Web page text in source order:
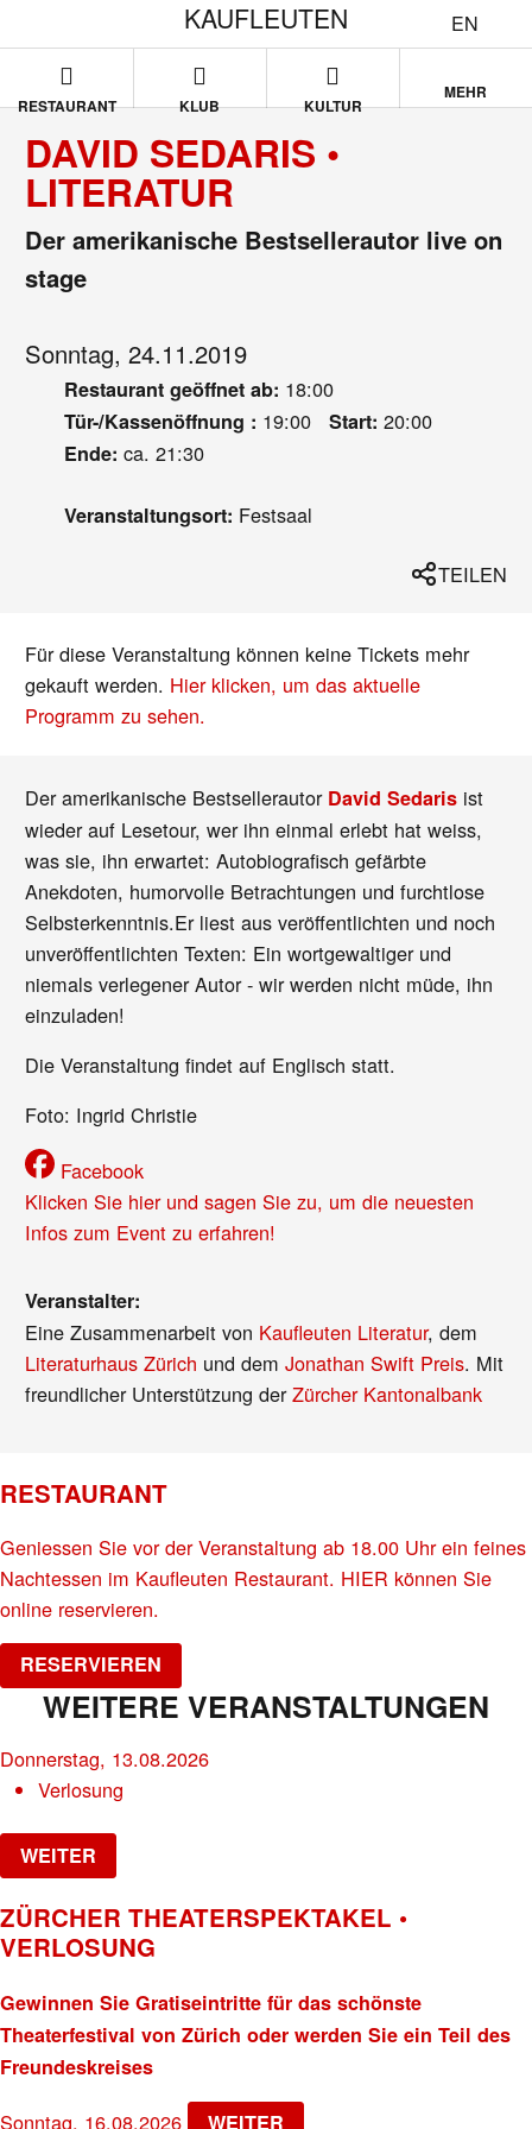
EN
KAUFLEUTEN
RESTAURANT KLUB KULTUR
MEHR
DAVID SEDARIS •
LITERATUR
Der amerikanische Bestsellerautor live on
stage
Sonntag, 24.11.2019
Restaurant geöffnet ab: 18:00
Tür-/Kassenöffnung : 19:00 Start: 20:00
Ende: ca. 21:30
Veranstaltungsort: Festsaal
TEILEN
Für diese Veranstaltung können keine Tickets mehr
gekauft werden. Hier klicken, um das aktuelle
Programm zu sehen.
Der amerikanische Bestsellerautor David Sedaris ist
wieder auf Lesetour, wer ihn einmal erlebt hat weiss,
was sie, ihn erwartet: Autobiografisch gefärbte
Anekdoten, humorvolle Betrachtungen und furchtlose
Selbsterkenntnis.Er liest aus veröffentlichten und noch
unveröffentlichten Texten: Ein wortgewaltiger und
niemals verlegener Autor - wir werden nicht müde, ihn
einzuladen!
Die Veranstaltung findet auf Englisch statt.
Foto: Ingrid Christie
Facebook
Klicken Sie hier und sagen Sie zu, um die neuesten
Infos zum Event zu erfahren!
Veranstalter:
Eine Zusammenarbeit von Kaufleuten Literatur, dem
Literaturhaus Zürich und demJonathan Swift Preis. Mit
freundlicher Unterstützung derZürcher Kantonalbank
RESTAURANT
Geniessen Sie vor der Veranstaltung ab 18.00 Uhr ein feines
Nachtessen im Kaufleuten Restaurant. HIER können Sie
online reservieren.
RESERVIEREN
WEITERE VERANSTALTUNGEN
Donnerstag, 13.08.2026
Verlosung
WEITER
ZÜRCHER THEATERSPEKTAKEL •
VERLOSUNG
Gewinnen Sie Gratiseintritte für das schönste
Theaterfestival von Zürich oder werden Sie ein Teil des
Freundeskreises
Sonntag, 16.08.2026 WEITER